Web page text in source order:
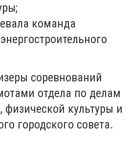
команда
соревнований
отдела по делам
культуры и
городского совета.